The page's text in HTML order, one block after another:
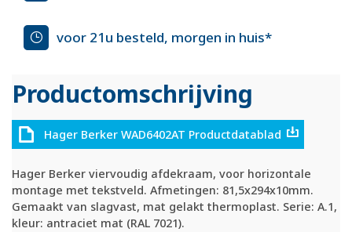
voor 21u besteld, morgen in huis*
Productomschrijving
Hager Berker WAD6402AT Productdatablad
Hager Berker viervoudig afdekraam, voor horizontale
montage met tekstveld. Afmetingen: 81,5x294x10mm.
Gemaakt van slagvast, mat gelakt thermoplast. Serie: A.1,
kleur: antraciet mat (RAL 7021).